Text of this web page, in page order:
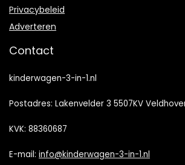
Privacybeleid
Adverteren
Contact
kinderwagen-3-in-1.nl
Postadres: Lakenvelder 3 5507KV
KVK: 88360687
E-mail: info@kinderwagen-3-in-1.nl